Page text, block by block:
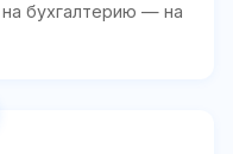
на бухгалтерию — на